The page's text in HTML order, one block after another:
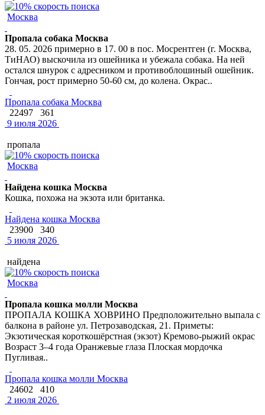
Москва
Пропала собака Москва
28. 05. 2026 примерно в 17. 00 в пос. Мосрентген (г. Москва,
ТиНАО) выскочила из ошейника и убежала собака. На ней
остался шнурок с адресником и противоблошиный ошейник.
Гончая, рост примерно 50-60 см, до колена. Окрас..
Пропала собака Москва
22497
361
9 июля 2026
пропала
Москва
Найдена кошка Москва
Кошка, похожа на экзота или британка.
Найдена кошка Москва
23900
340
5 июля 2026
найдена
Москва
Пропала кошка молли Москва
ПРОПАЛА КОШКА ХОВРИНО Предположительно выпала с
балкона в районе ул. Петрозаводская, 21. Приметы:
Экзотическая короткошёрстная (экзот) Кремово-рыжий окрас
Возраст 3–4 года Оранжевые глаза Плоская мордочка
Пугливая..
Пропала кошка молли Москва
24602
410
2 июля 2026